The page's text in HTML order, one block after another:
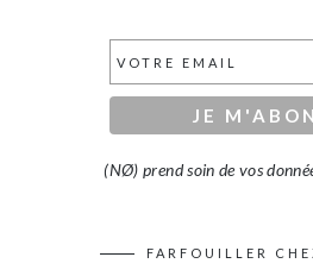
(NØ) prend soin de vos
FARFOUILLER